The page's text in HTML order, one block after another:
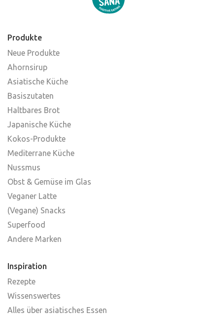
Produkte
Neue Produkte
Ahornsirup
Asiatische Küche
Basiszutaten
Haltbares Brot
Japanische Küche
Kokos-Produkte
Mediterrane Küche
Nussmus
Obst & Gemüse im Glas
Veganer Latte
(Vegane) Snacks
Superfood
Andere Marken
Inspiration
Rezepte
Wissenswertes
Alles über asiatisches Essen